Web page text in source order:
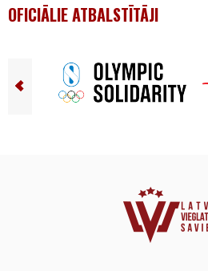
OFICIĀLIE ATBALSTĪTĀJI